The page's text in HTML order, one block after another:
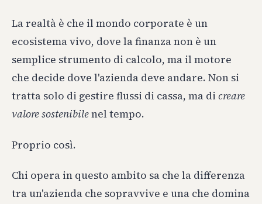
La realtà è che il mondo corporate è un
ecosistema vivo, dove la finanza non è un
semplice strumento di calcolo, ma il motore
che decide dove l'azienda deve andare. Non si
tratta solo di gestire flussi di cassa, ma dicreare
valore sostenibilenel tempo.
Proprio così.
Chi opera in questo ambito sa che la differenza
tra un'azienda che sopravvive e una che domina